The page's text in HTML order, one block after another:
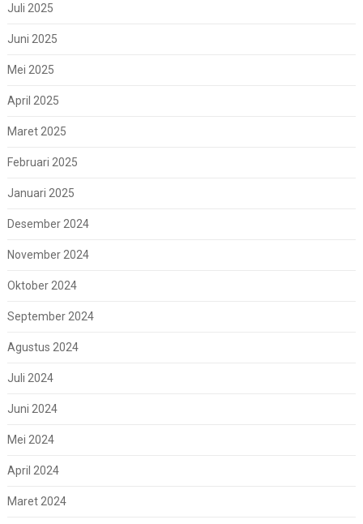
Juli 2025
Juni 2025
Mei 2025
April 2025
Maret 2025
Februari 2025
Januari 2025
Desember 2024
November 2024
Oktober 2024
September 2024
Agustus 2024
Juli 2024
Juni 2024
Mei 2024
April 2024
Maret 2024